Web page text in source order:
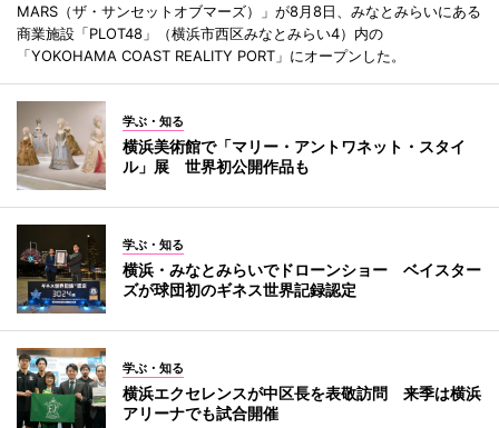
MARS（ザ・サンセットオブマーズ）」が8月8日、みなとみらいにある
商業施設「PLOT48」（横浜市西区みなとみらい4）内の
「YOKOHAMA COAST REALITY PORT」にオープンした。
学ぶ・知る
横浜美術館で「マリー・アントワネット・スタイ
ル」展 世界初公開作品も
学ぶ・知る
横浜・みなとみらいでドローンショー ベイスター
ズが球団初のギネス世界記録認定
学ぶ・知る
横浜エクセレンスが中区長を表敬訪問 来季は横浜
アリーナでも試合開催